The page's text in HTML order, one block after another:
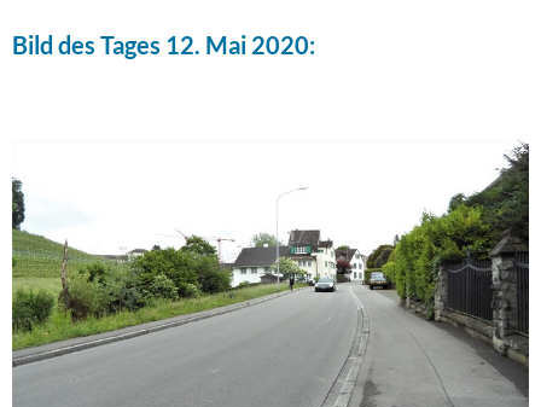
Bild des Tages 12. Mai 2020: